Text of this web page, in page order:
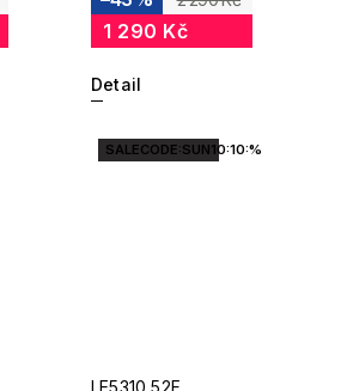
1 290 Kč
Detail
SALECODE:SUN10:10:%
LE5310 52F